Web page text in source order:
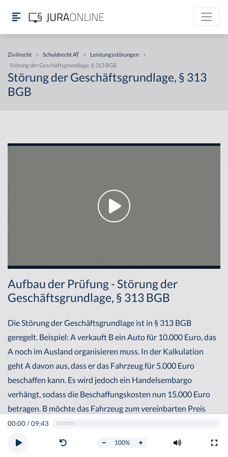
Zivilrecht > Schuldrecht AT > Leistungsstörungen
>
Störung der Geschäftsgrundlage, § 313 BGB
Störung der Geschäftsgrundlage, § 313
BGB
00:00/09:43
100%
Aufbau der Prüfung - Störung der
Geschäftsgrundlage, § 313 BGB
Die Störung der Geschäftsgrundlage ist in § 313 BGB
geregelt. Beispiel: A verkauft B ein Auto für 10.000 Euro, das
A noch im Ausland organisieren muss. In der Kalkulation
geht A davon aus, dass er das Fahrzeug für 5.000 Euro
beschaffen kann. Es wird jedoch ein Handelsembargo
verhängt, sodass die Beschaffungskosten nun 15.000 Euro
betragen. B möchte das Fahrzeug zum vereinbarten Preis
kaufen. A ist nur bereit, den Wagen zu dem erhöhten Preis zu
verkaufen. Es könnte im vorliegenden Fall eine Störung der